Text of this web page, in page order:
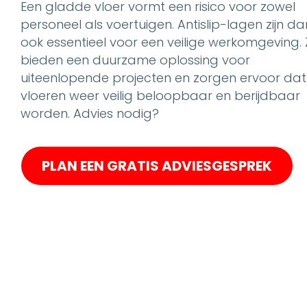
Een gladde vloer vormt een risico voor zowel
personeel als voertuigen. Antislip-lagen zijn
ook essentieel voor een veilige werkomgeving.
bieden een duurzame oplossing voor
uiteenlopende projecten en zorgen ervoor dat
vloeren weer veilig beloopbaar en berijdbaar
worden. Advies nodig?
PLAN EEN GRATIS ADVIESGESPREK